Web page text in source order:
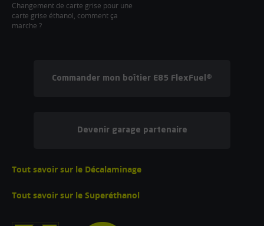
Changement de carte grise pour une
carte grise éthanol, comment ça
marche ?
Commander mon boîtier E85 FlexFuel®
Devenir garage partenaire
Tout savoir sur le Décalaminage
Tout savoir sur le Superéthanol